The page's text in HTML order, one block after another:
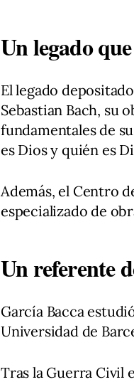
Un legado
El legado
Sebastian Bach, su
fundamentales de
es Dios y quién es
Además, el Centro
especializado de
Un referente
García Bacca
Universidad de
Tras la Guerra Civil